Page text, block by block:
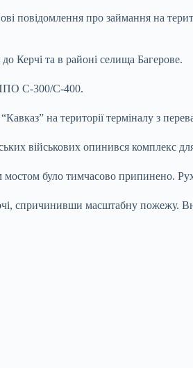
повідомлення про займання на
Керчі та в районі селища Багерове.
ППО С-300/С-400.
на території терміналу з
військових опинився комплекс
було тимчасово припинено.
масштабну пожежу.